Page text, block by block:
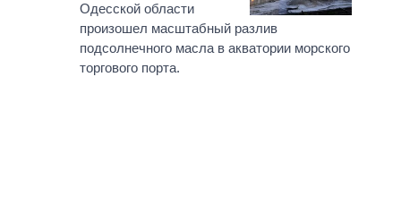
Одесской области
произошел масштабный разлив
подсолнечного масла в акватории морского
торгового порта.